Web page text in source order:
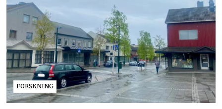
FORSKNING